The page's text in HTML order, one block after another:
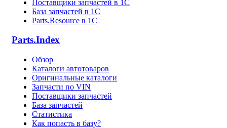
Поставщики запчастей в 1C
База запчастей в 1С
Parts.Resource в 1C
Parts.Index
Обзор
Каталоги автотоваров
Оригинальные каталоги
Запчасти по VIN
Поставщики запчастей
База запчастей
Статистика
Как попасть в базу?